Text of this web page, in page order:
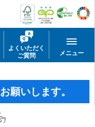
よくいただく
ご質問
メニュー
願いします。